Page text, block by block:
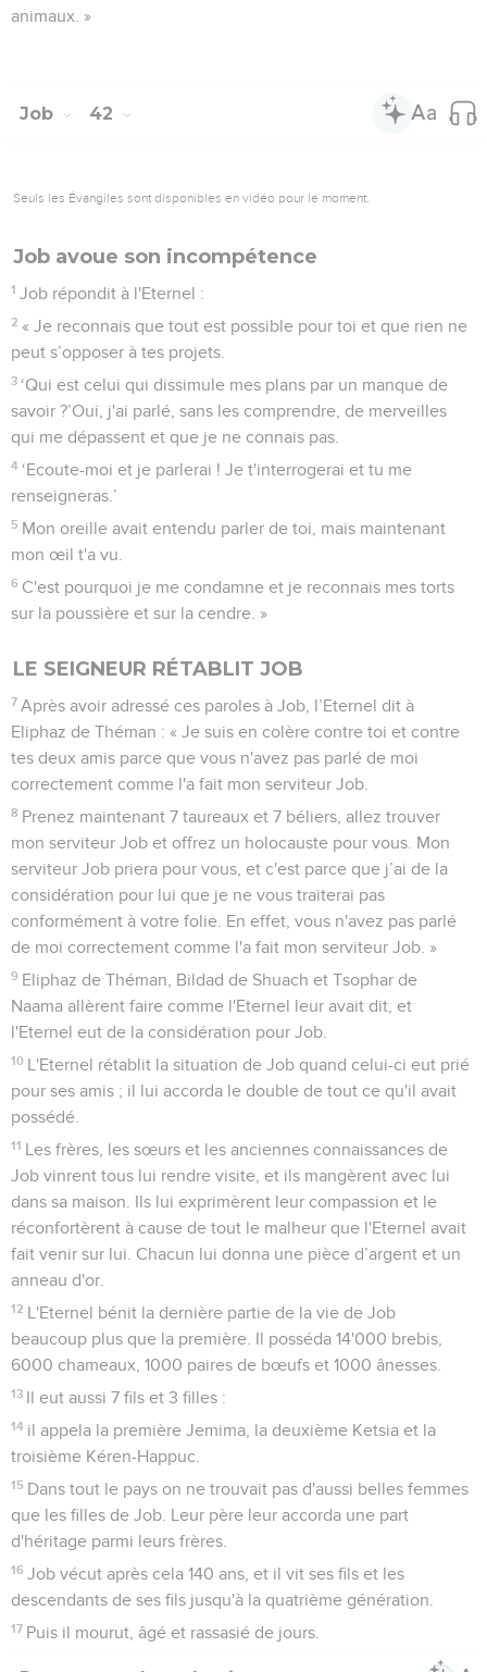
animaux. »
Job 42
Seuls les Évangiles sont disponibles en vidéo pour le moment.
Job avoue son incompétence
1 Job répondit à l'Eternel :
2 « Je reconnais que tout est possible pour toi et que rien ne
peut s’opposer à tes projets.
3 ‘Qui est celui qui dissimule mes plans par un manque de
savoir ?’Oui, j'ai parlé, sans les comprendre, de merveilles
qui me dépassent et que je ne connais pas.
4 ‘Ecoute-moi et je parlerai ! Je t'interrogerai et tu me
renseigneras.’
5 Mon oreille avait entendu parler de toi, mais maintenant
mon œil t'a vu.
6 C'est pourquoi je me condamne et je reconnais mes torts
sur la poussière et sur la cendre. »
LE SEIGNEUR RÉTABLIT JOB
7 Après avoir adressé ces paroles à Job, l’Eternel dit à
Eliphaz de Théman : « Je suis en colère contre toi et contre
tes deux amis parce que vous n'avez pas parlé de moi
correctement comme l'a fait mon serviteur Job.
8 Prenez maintenant 7 taureaux et 7 béliers, allez trouver
mon serviteur Job et offrez un holocauste pour vous. Mon
serviteur Job priera pour vous, et c'est parce que j’ai de la
considération pour lui que je ne vous traiterai pas
conformément à votre folie. En effet, vous n'avez pas parlé
de moi correctement comme l'a fait mon serviteur Job. »
9 Eliphaz de Théman, Bildad de Shuach et Tsophar de
Naama allèrent faire comme l'Eternel leur avait dit, et
l'Eternel eut de la considération pour Job.
10 L'Eternel rétablit la situation de Job quand celui-ci eut prié
pour ses amis ; il lui accorda le double de tout ce qu'il avait
possédé.
11 Les frères, les sœurs et les anciennes connaissances de
Job vinrent tous lui rendre visite, et ils mangèrent avec lui
dans sa maison. Ils lui exprimèrent leur compassion et le
réconfortèrent à cause de tout le malheur que l'Eternel avait
fait venir sur lui. Chacun lui donna une pièce d’argent et un
anneau d'or.
12 L'Eternel bénit la dernière partie de la vie de Job
beaucoup plus que la première. Il posséda 14'000 brebis,
6000 chameaux, 1000 paires de bœufs et 1000 ânesses.
13 Il eut aussi 7 fils et 3 filles :
14 il appela la première Jemima, la deuxième Ketsia et la
troisième Kéren-Happuc.
15 Dans tout le pays on ne trouvait pas d'aussi belles femmes
que les filles de Job. Leur père leur accorda une part
d'héritage parmi leurs frères.
16 Job vécut après cela 140 ans, et il vit ses fils et les
descendants de ses fils jusqu'à la quatrième génération.
17 Puis il mourut, âgé et rassasié de jours.